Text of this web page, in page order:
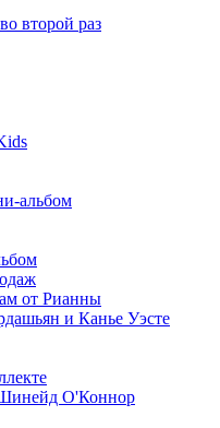
второй раз
альбом
от Рианны
и Канье Уэсте
Шинейд О'Коннор